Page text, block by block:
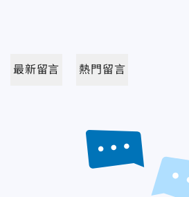
最新留言 熱門留言